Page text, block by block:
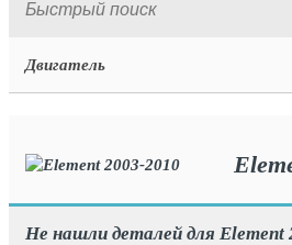
Двигатель
Не нашли деталей для Element